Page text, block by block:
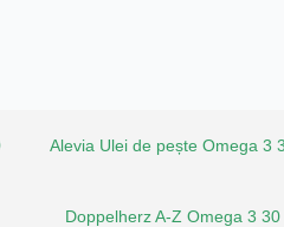
Alevia Ulei de pește Omega 3
Doppelherz A-Z Omega 3